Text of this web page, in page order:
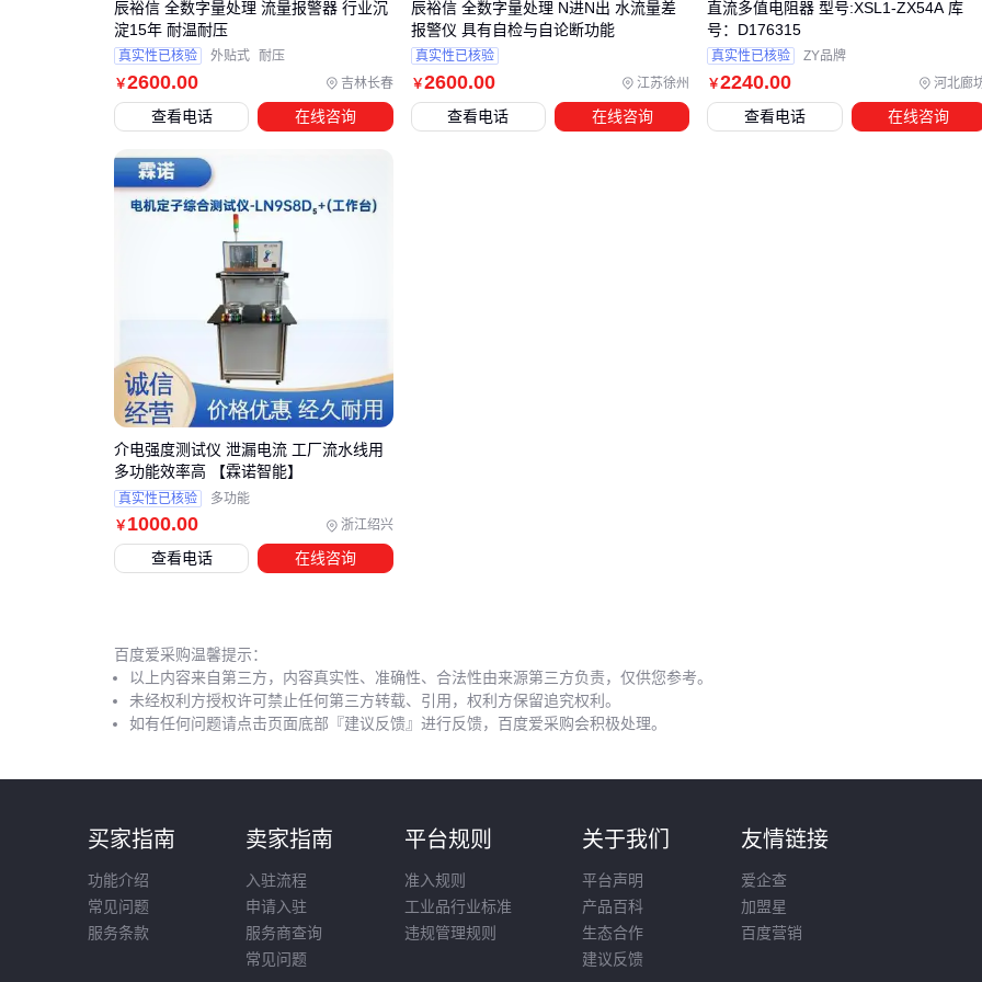
环境条件：高湿度环境优先选择密封性更好的嵌入式安装方
实际选型中，常见误区是将工业场景的DZK-6C与商用场景的
匹配，长距离传输建议加装中继器
安全防护层：
防止非授权操作
以电表密封胶
为例，普通硅胶在高温配电房易老化开裂，而
形带来的缝隙。选购时需关注三点：材质耐温范围是否覆盖极
证。
配套组件的成本通常占系统总投入的15%-30%，但选型失误可
能导致主设备性能折损甚至系统宕机。建议在采购合同中明确
￥2600.00 吉林长春
辰裕信 全数字量处理 流量报警器 行业沉
淀15年 耐温耐压
真实性已核验 外贴式 耐压
查看电话 在线咨询
￥2600.00 江苏徐州
辰裕信 全数字量处理 N进N出 水流量差
报警仪 具有自检与自论断功能
真实性已核验
查看电话 在线咨询
￥2240.00 河北廊
直流多值电阻器 型号:XSL1-ZX54A 库
号：D176315
真实性已核验 ZY品牌
查看电话 在线咨询
￥ 1000.00 浙江绍兴
介电强度测试仪 泄漏电流 工厂流水线用
多功能效率高 【霖诺智能】
真实性已核验 多功能
查看电话 在线咨询
百度爱采购温馨提示：
以上内容来自第三方，内容真实性、准确性、合法性由来源第三方负责，仅供您参考。
未经权利方授权许可禁止任何第三方转载、引用，权利方保留追究权利。
如有任何问题请点击页面底部『建议反馈』进行反馈，百度爱采购会积极处理。
买家指南
功能介绍
常见问题
服务条款
卖家指南
入驻流程
申请入驻
服务商查询
常见问题
平台规则
准入规则
工业品行业标准
违规管理规则
关于我们
平台声明
产品百科
生态合作
建议反馈
友情链接
爱企查
加盟星
百度营销